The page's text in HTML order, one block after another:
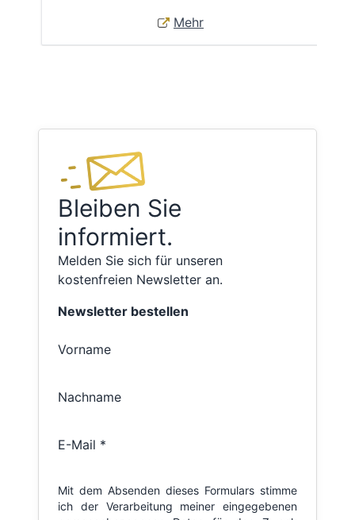
Mehr
Bleiben Sie
informiert.
Melden Sie sich für unseren
kostenfreien Newsletter an.